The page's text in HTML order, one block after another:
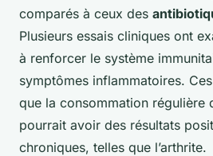
comparés à ceux des
Plusieurs essais cliniques ont
à renforcer le système
symptômes inflammatoires.
que la consommation régulière
pourrait avoir des résultats
chroniques, telles que l’arthrite.